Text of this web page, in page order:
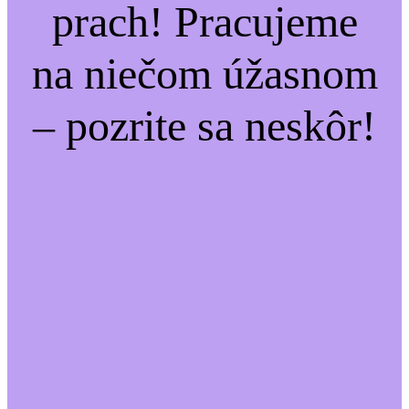
prach! Pracujeme
na niečom úžasnom
– pozrite sa neskôr!